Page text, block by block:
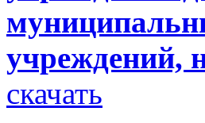
учреждений,
скачать